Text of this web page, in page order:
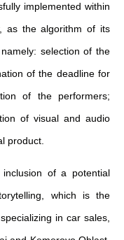
implemented within
as the algorithm of its
selection of the
of the deadline for
of the performers;
of visual and audio
product.
of a potential
which is the
in car sales,